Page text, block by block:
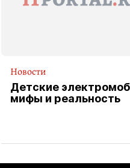
Новости
Детские
мифы и реальность